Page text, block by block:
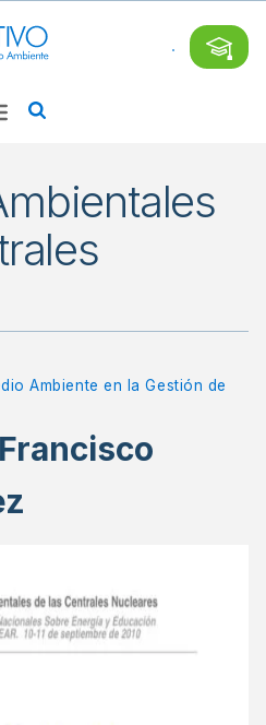
Ambiente en la Gestión de